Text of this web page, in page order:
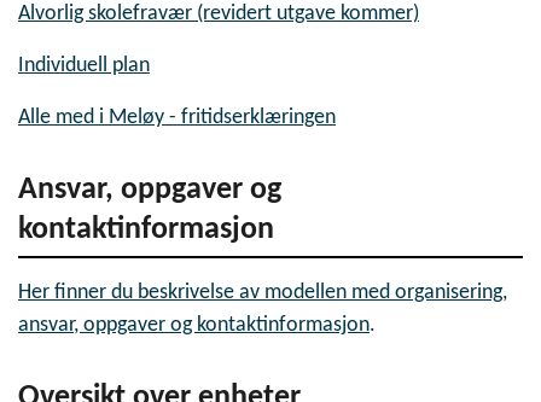
Alvorlig skolefravær (revidert utgave kommer)
Individuell plan
Alle med i Meløy - fritidserklæringen
Ansvar, oppgaver og
kontaktinformasjon
Her finner du beskrivelse av modellen med organisering,
ansvar, oppgaver og kontaktinformasjon.